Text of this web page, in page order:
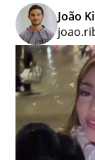
João